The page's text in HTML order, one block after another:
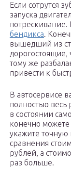
Если сотрутся
запуска
потрескивание.
бендикса.
вышедший из
дорогостоящие,
тому же
привести к
В автосервисе
полностью весь
в состоянии
конечно можете
укажите точную
сравнения
рублей, а
раз больше.